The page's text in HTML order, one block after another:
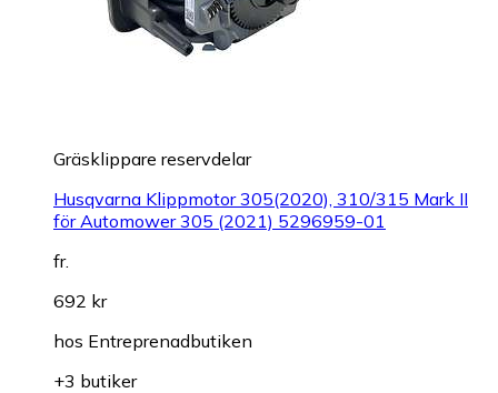
Gräsklippare reservdelar
Husqvarna Klippmotor 305(2020), 310/315 Mark II
för Automower 305 (2021) 5296959-01
fr.
692 kr
hos Entreprenadbutiken
+3 butiker